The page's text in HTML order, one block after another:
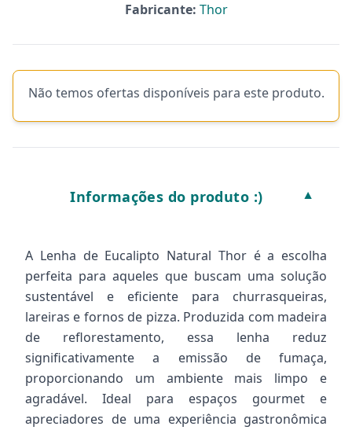
Fabricante: Thor
Não temos ofertas disponíveis para este produto.
Informações do produto :) ▼
A Lenha de Eucalipto Natural Thor é a escolha
perfeita para aqueles que buscam uma solução
sustentável e eficiente para churrasqueiras,
lareiras e fornos de pizza. Produzida com madeira
de reflorestamento, essa lenha reduz
significativamente a emissão de fumaça,
proporcionando um ambiente mais limpo e
agradável. Ideal para espaços gourmet e
apreciadores de uma experiência gastronômica